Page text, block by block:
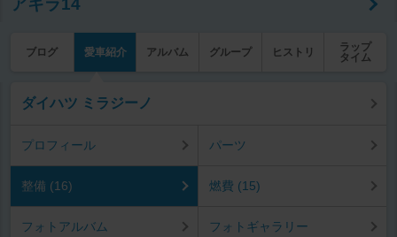
アキラ14
ブログ 愛車紹介 アルバム グループ ヒストリ
ラップ
タイム
ダイハツ ミラジーノ
プロフィール パーツ
整備 (16) 燃費 (15)
フォトアルバム フォトギャラリー